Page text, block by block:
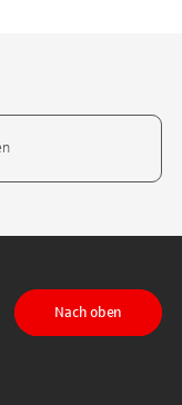
LinkedIn
Nach oben